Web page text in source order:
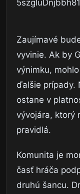
Zaujímavé
vyvinie. Ak by
výnimku,
ďalšie prípady.
ostane v
vývojára, ktorý
pravidlá.
Komunita je
časť hráča
druhú šancu.